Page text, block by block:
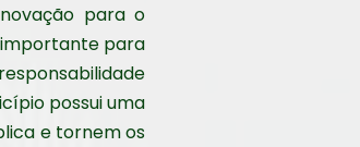
para o
para
possui uma
e tornem os